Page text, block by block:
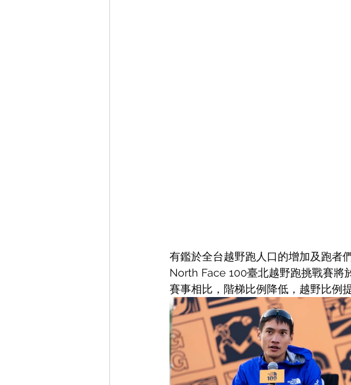
有鑑於全台越野跑人口的增加及跑者
North Face 100臺北越野跑挑戰賽將
賽事相比，階梯比例降低，越野比例